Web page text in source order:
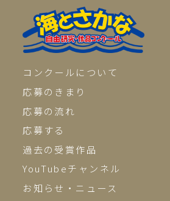
コンクールについて
応募のきまり
応募の流れ
応募する
過去の受賞作品
YouTubeチャンネル
お知らせ・ニュース